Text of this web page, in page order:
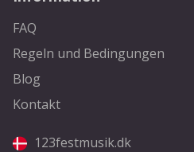
FAQ
Regeln und Bedingungen
Blog
Kontakt
123festmusik.dk